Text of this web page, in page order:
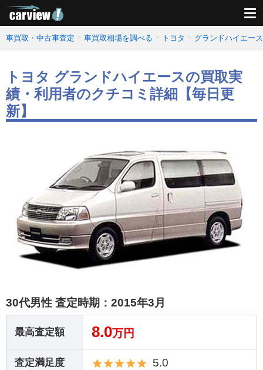
車買取・中古車査定 車買取相場を調べる トヨタ グランドハイエー
トヨタ グランドハイエースの買取実
績・利用者のクチコミ詳細【毎日更
新】
30代男性 査定時期： 2015年3月
最高査定額 8.0万円
査定満足度 5.0